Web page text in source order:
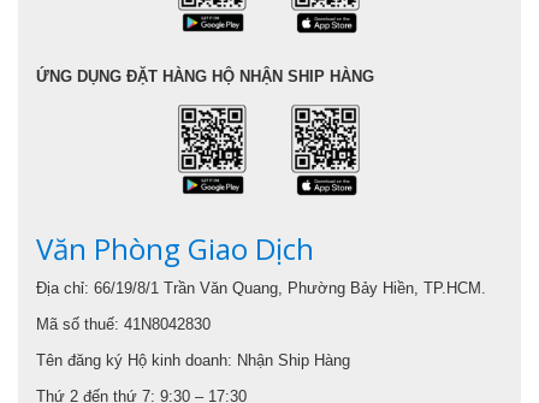
ỨNG DỤNG ĐẶT HÀNG HỘ NHẬN SHIP HÀNG
Văn Phòng Giao Dịch
Địa chỉ: 66/19/8/1 Trần Văn Quang, Phường Bảy Hiền, TP.HCM.
Mã số thuế: 41N8042830
Tên đăng ký Hộ kinh doanh: Nhận Ship Hàng
Thứ 2 đến thứ 7: 9:30 – 17:30